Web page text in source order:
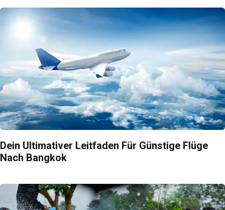
Dein Ultimativer Leitfaden Für Günstige Flüge
Nach Bangkok